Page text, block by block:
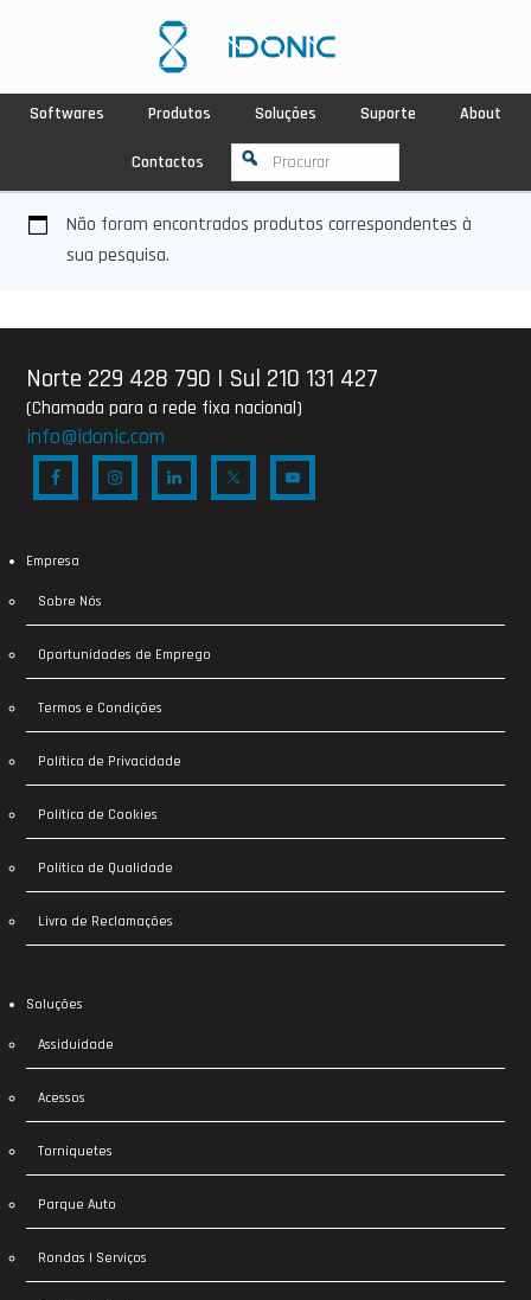
Softwares Produtos Soluções Suporte About
Contactos
Não foram encontrados produtos correspondentes à
sua pesquisa.
Norte 229 428 790 | Sul 210 131 427
(Chamada para a rede fixa nacional)
info@idonic.com
Empresa
Sobre Nós
Oportunidades de Emprego
Termos e Condições
Política de Privacidade
Política de Cookies
Política de Qualidade
Livro de Reclamações
Soluções
Assiduidade
Acessos
Torniquetes
Parque Auto
Rondas | Serviços